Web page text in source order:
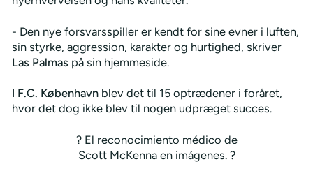
- Den nye forsvarsspiller er kendt for sine evner i luften,
sin styrke, aggression, karakter og hurtighed, skriver
Las Palmas på sin hjemmeside.
I F.C. Københavnblev det til 15 optrædener i foråret,
hvor det dog ikke blev til nogen udpræget succes.
? El reconocimiento médico de
Scott McKenna en imágenes. ?